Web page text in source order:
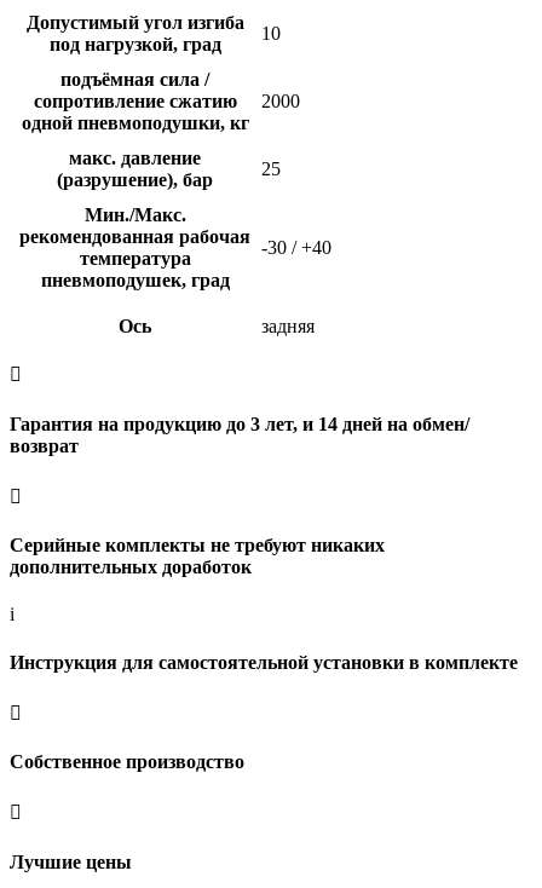
Допустимый угол изгиба
под нагрузкой, град
10
подъёмная сила /
сопротивление сжатию
одной пневмоподушки, кг
2000
макс. давление
(разрушение), бар
25
Мин./Макс.
рекомендованная рабочая
температура
пневмоподушек, град
-30 / +40
Ось задняя

Гарантия на продукцию до 3 лет, и 14 дней на обмен/
возврат

Серийные комплекты не требуют никаких
дополнительных доработок
i
Инструкция для самостоятельной установки в комплекте

Собственное производство

Лучшие цены